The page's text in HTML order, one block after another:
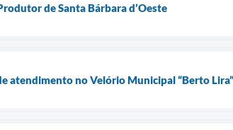
de Santa Bárbara d’Oeste
atendimento no Velório Municipal “Berto Lira”